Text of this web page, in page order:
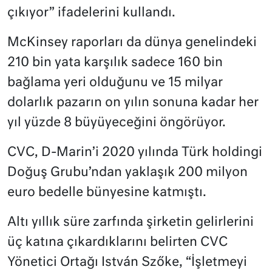
çıkıyor” ifadelerini kullandı.
McKinsey raporları da dünya genelindeki
210 bin yata karşılık sadece 160 bin
bağlama yeri olduğunu ve 15 milyar
dolarlık pazarın on yılın sonuna kadar her
yıl yüzde 8 büyüyeceğini öngörüyor.
CVC, D-Marin’i 2020 yılında Türk holdingi
Doğuş Grubu’ndan yaklaşık 200 milyon
euro bedelle bünyesine katmıştı.
Altı yıllık süre zarfında şirketin gelirlerini
üç katına çıkardıklarını belirten CVC
Yönetici Ortağı István Szőke, “İşletmeyi